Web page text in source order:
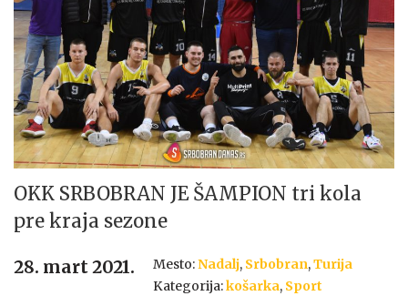
OKK SRBOBRAN JE ŠAMPION tri kola
pre kraja sezone
28. mart 2021. Mesto:Nadalj, Srbobran,Turija
Kategorija:košarka, Sport